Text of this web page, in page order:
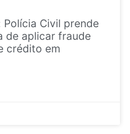
Polícia Civil prende
de aplicar fraude
crédito em